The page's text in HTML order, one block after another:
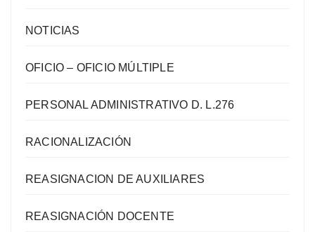
NOTICIAS
OFICIO – OFICIO MÚLTIPLE
PERSONAL ADMINISTRATIVO D. L.276
RACIONALIZACIÓN
REASIGNACION DE AUXILIARES
REASIGNACIÓN DOCENTE